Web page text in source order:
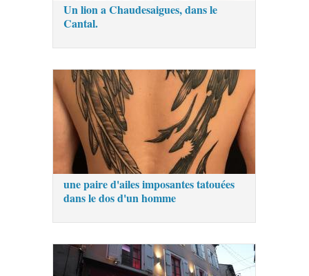
Un lion a Chaudesaigues, dans le
Cantal.
une paire d'ailes imposantes tatouées
dans le dos d'un homme